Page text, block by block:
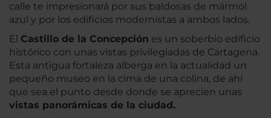
calle te impresionará por sus baldosas de mármol
azul y por los edificios modernistas a ambos lados.
El Castillo de la Concepción es un soberbio edificio
histórico con unas vistas privilegiadas de Cartagena.
Esta antigua fortaleza alberga en la actualidad un
pequeño museo en la cima de una colina, de ahí
que sea el punto desde donde se aprecien unas
vistas panorámicas de la ciudad.